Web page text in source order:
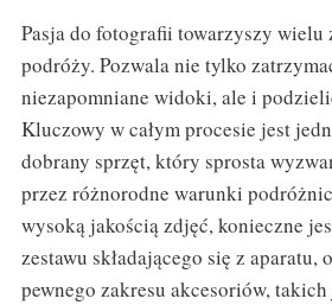
Pasja do fotografii towarzyszy wielu
podróży. Pozwala nie tylko
niezapomniane widoki, ale i
Kluczowy w całym procesie jest
dobrany sprzęt, który sprosta
przez różnorodne warunki
wysoką jakością zdjęć, konieczne
zestawu składającego się z
pewnego zakresu akcesoriów,